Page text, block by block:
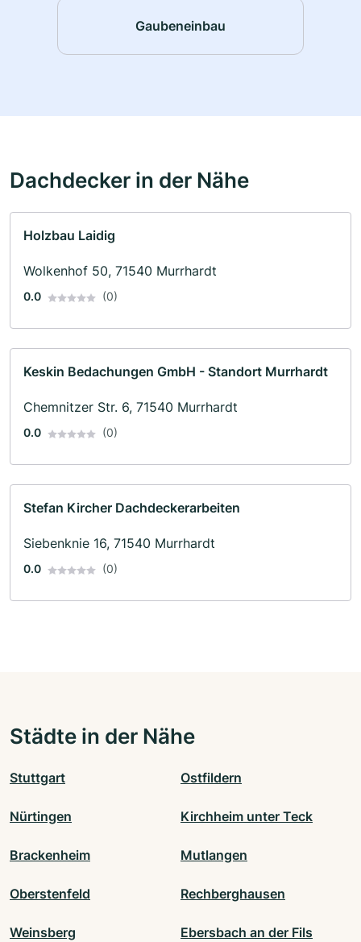
Gaubeneinbau
Dachdecker in der Nähe
Holzbau Laidig
Wolkenhof 50, 71540 Murrhardt
0.0 (0)
Keskin Bedachungen GmbH - Standort Murrhardt
Chemnitzer Str. 6, 71540 Murrhardt
0.0 (0)
Stefan Kircher Dachdeckerarbeiten
Siebenknie 16, 71540 Murrhardt
0.0 (0)
Städte in der Nähe
Stuttgart Ostfildern
Nürtingen Kirchheim unter Teck
Brackenheim Mutlangen
Oberstenfeld Rechberghausen
Weinsberg Ebersbach an der Fils